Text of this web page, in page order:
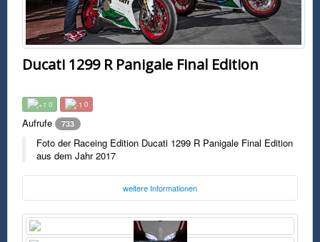
Ducati 1299 R Panigale Final Edition
0 0
Aufrufe 733
Foto der Raceing Edition Ducati 1299 R Panigale Final Edition
aus dem Jahr 2017
weitere Informationen
Foto:Ducati
ducati.com